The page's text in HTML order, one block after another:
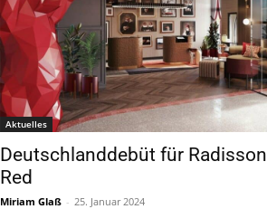
Aktuelles
Deutschlanddebüt für Radisson
Red
Miriam Glaß - 25. Januar 2024